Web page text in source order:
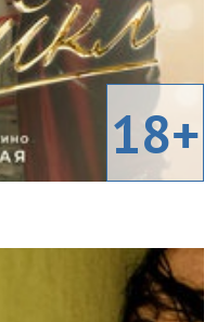
18+